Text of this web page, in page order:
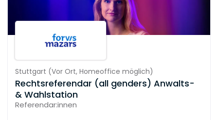
Stuttgart (Vor Ort, Homeoffice möglich)
Rechtsreferendar (all genders) Anwalts-
& Wahlstation
Referendar:innen